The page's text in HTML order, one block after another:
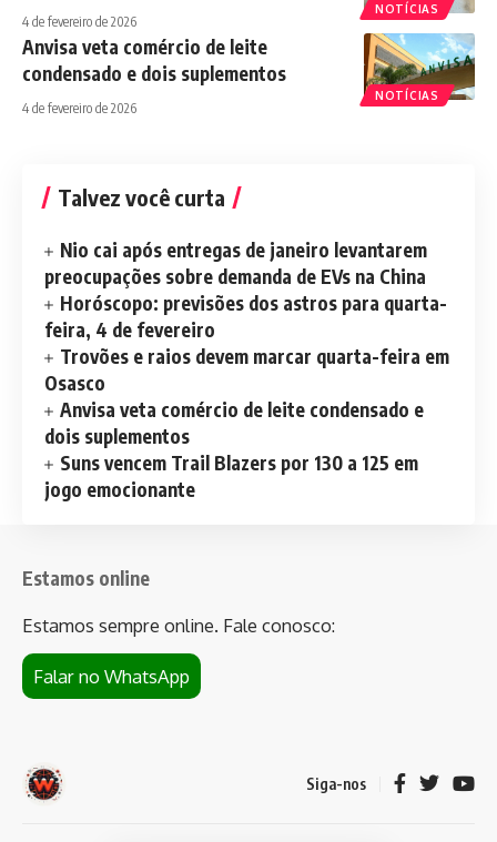
NOTÍCIAS
4 de fevereiro de 2026
NOTÍCIAS
Anvisa veta comércio de leite
condensado e dois suplementos
4 de fevereiro de 2026
Talvez você curta
Nio cai após entregas de janeiro levantarem
preocupações sobre demanda de EVs na China
Horóscopo: previsões dos astros para quarta-
feira, 4 de fevereiro
Trovões e raios devem marcar quarta-feira em
Osasco
Anvisa veta comércio de leite condensado e
dois suplementos
Suns vencem Trail Blazers por 130 a 125 em
jogo emocionante
Estamos online
Estamos sempre online. Fale conosco:
Falar no WhatsApp
Siga-nos